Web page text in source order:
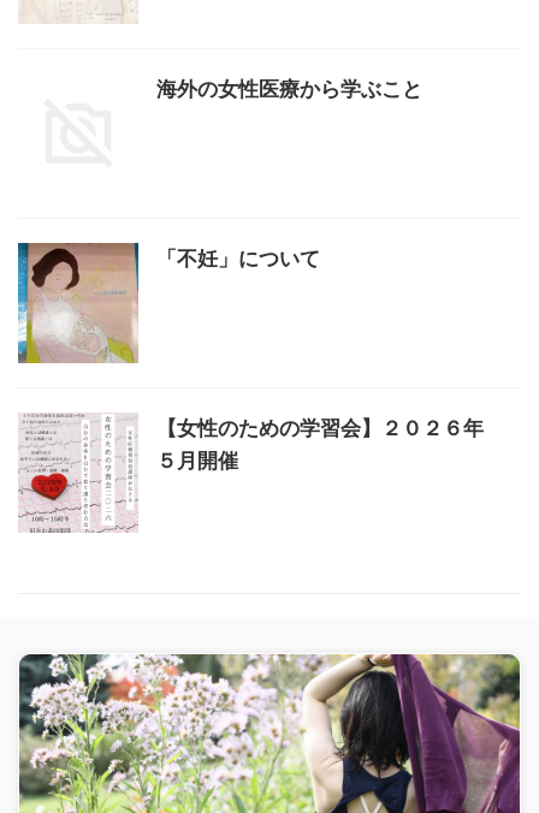
海外の女性医療から学ぶこと
「不妊」について
【女性のための学習会】２０２６年
５月開催